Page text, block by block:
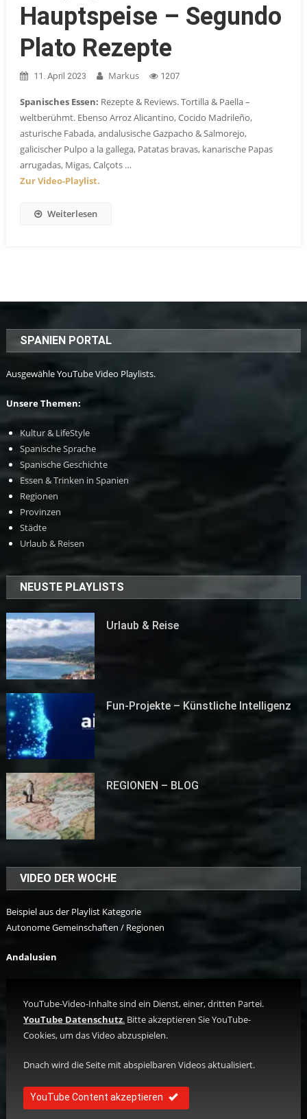
Hauptspeise – Segundo
Plato Rezepte
11. April 2023 Markus 1207
Spanisches Essen: Rezepte & Reviews. Tortilla & Paella –
weltberühmt. Ebenso Arroz Alicantino, Cocido Madrileño,
asturische Fabada, andalusische Gazpacho & Salmorejo,
galicischer Pulpo a la gallega, Patatas bravas, kanarische Papas
arrugadas, Migas, Calçots …
Zur Video-Playlist.
Weiterlesen
SPANIEN PORTAL
Ausgewähle YouTube Video Playlists.
Unsere Themen:
Kultur & LifeStyle
Spanische Sprache
Spanische Geschichte
Essen & Trinken in Spanien
Regionen
Provinzen
Städte
Urlaub & Reisen
NEUSTE PLAYLISTS
Urlaub & Reise
Fun-Projekte – Künstliche Intelligenz
REGIONEN – BLOG
VIDEO DER WOCHE
Beispiel aus der Playlist Kategorie
Autonome Gemeinschaften / Regionen
Andalusien
YouTube-Video-Inhalte sind ein Dienst, einer, dritten Partei.
YouTube Datenschutz. Bitte akzeptieren Sie YouTube-
Cookies, um das Video abzuspielen.
Dnach wird die Seite mit abspielbaren Videos aktualisiert.
YouTube Content akzeptieren